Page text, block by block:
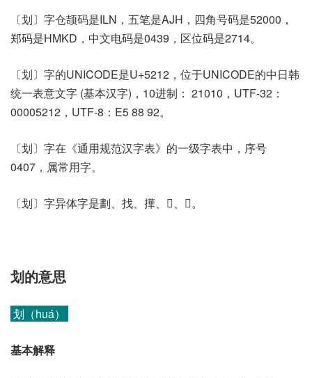
〔划〕字仓颉码是ILN，五笔是AJH，四角号码是52000，
郑码是HMKD，中文电码是0439，区位码是2714。
〔划〕字的UNICODE是U+5212，位于UNICODE的中日韩
统一表意文字 (基本汉字)，10进制： 21010，UTF-32：
00005212，UTF-8：E5 88 92。
〔划〕字在《通用规范汉字表》的一级字表中，序号
0407，属常用字。
〔划〕字异体字是劃、找、撶、𠜴、𠜻。
划的意思
划（huá）
基本解释